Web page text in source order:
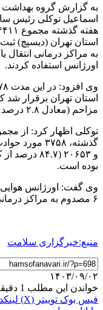
به گزارش گروه
اسماعیل توکلی رئیس
اورژانس استفاده کردند.
مزاحم (معادل ۲.۸ درصد کل تماس‌ها) با این مرکز بوده است.
توکلی اظهار کرد: از
و ۲۰۶۵۳
بوده است.
۶ مصدوم به مراکز درمانی انتقال یافته‌اند.
منبع:خبرگزاری سلامت
۱۴۰۳/۰۹/۰۲
خواندن این مطلب 1 دقیقه زمان میبرد
فیس بوک توییتر (X)